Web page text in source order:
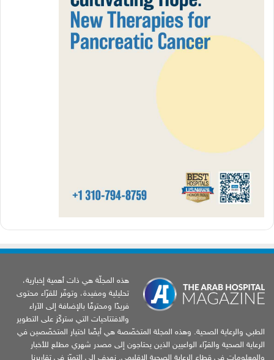
هذه المجلّة هي ذات أهمية إخبارية،
تحليلية ومفيدة، وتوفّر للقرّاء محتوى
فريدًا ومحترفًا بالإضافة إلى الآراء
والافتتاحيات التي ستركّز على التطوير
الطبي والرعاية الصحية. وهذه المجلة المتخصّصة هي أيضًا اختيار المتخصّصين في
الرعاية الصحية والقرّاء الواعيين الذين يحتاجون إلى مصدر شهري مطلع للأخبار
والمعلومات في قطاع الرعاية الصحية الإقليمي. نهدف إلى التميّز في تقاريرنا